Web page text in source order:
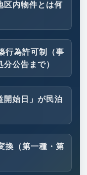
区内物件とは何
行為許可制（事
公告まで）
開始日」が民泊
換（第一種・第